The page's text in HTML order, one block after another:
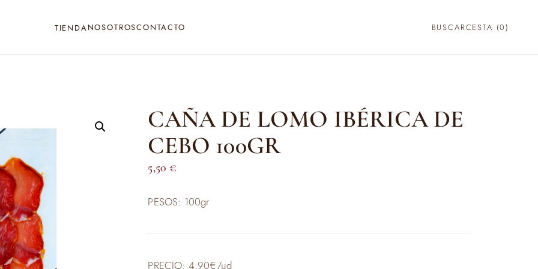
TIENDANOSOTROSCONTACTO BUSCARCESTA (0)
CAÑA DE LOMO IBÉRICA DE
CEBO 100GR
5,50 €
PESOS: 100gr
PRECIO: 4,90€/ud